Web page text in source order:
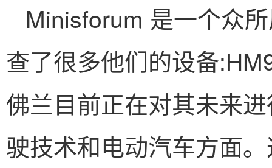
Minisforum 是一个众
查了很多他们的设备
佛兰目前正在对其未来
驶技术和电动汽车方面